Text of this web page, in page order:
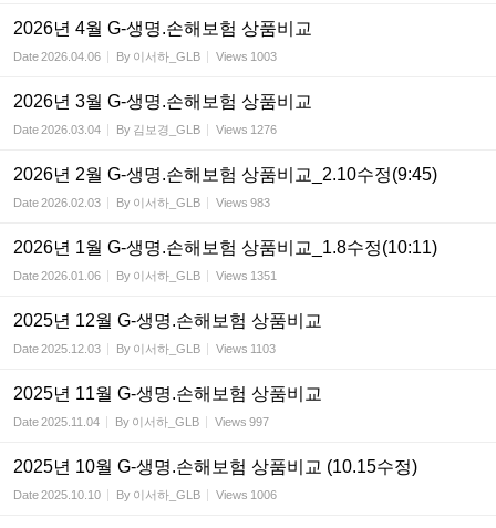
2026년 4월 G-생명.손해보험 상품비교
Date2026.04.06 By 이서하_GLB Views 1003
2026년 3월 G-생명.손해보험 상품비교
Date2026.03.04 By 김보경_GLB Views 1276
2026년 2월 G-생명.손해보험 상품비교_2.10수정(9:45)
Date2026.02.03 By 이서하_GLB Views 983
2026년 1월 G-생명.손해보험 상품비교_1.8수정(10:11)
Date2026.01.06 By 이서하_GLB Views 1351
2025년 12월 G-생명.손해보험 상품비교
Date2025.12.03 By 이서하_GLB Views 1103
2025년 11월 G-생명.손해보험 상품비교
Date2025.11.04 By 이서하_GLB Views 997
2025년 10월 G-생명.손해보험 상품비교 (10.15수정)
Date2025.10.10 By 이서하_GLB Views 1006